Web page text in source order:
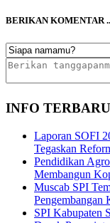
BERIKAN KOMENTAR
INFO TERBARU
Laporan SOFI
Tegaskan
Pendidikan
Membangun
Muscab SPI
Pengembangan
SPI Kabupaten